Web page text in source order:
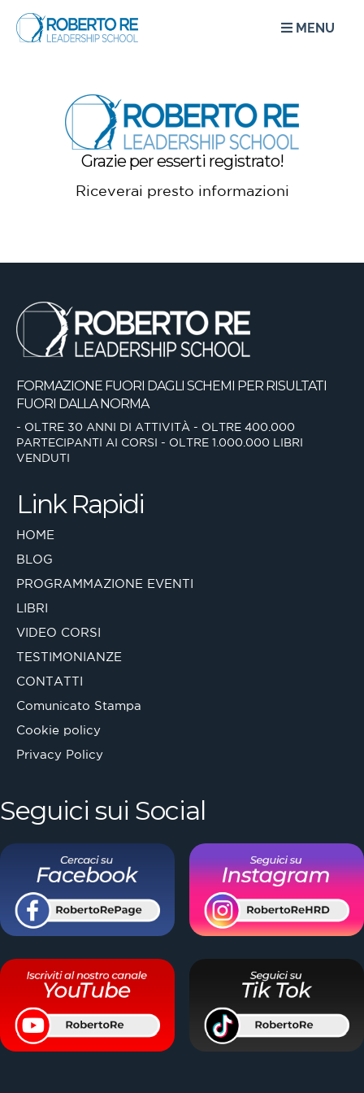
MENU
Grazie per esserti registrato!
Riceverai presto informazioni
FORMAZIONE FUORI DAGLI SCHEMI PER RISULTATI
FUORI DALLA NORMA
- OLTRE 30 ANNI DI ATTIVITÀ - OLTRE 400.000
PARTECIPANTI AI CORSI - OLTRE 1.000.000 LIBRI
VENDUTI
Link Rapidi
HOME
BLOG
PROGRAMMAZIONE EVENTI
LIBRI
VIDEO CORSI
TESTIMONIANZE
CONTATTI
Comunicato Stampa
Cookie policy
Privacy Policy
Seguici sui Social